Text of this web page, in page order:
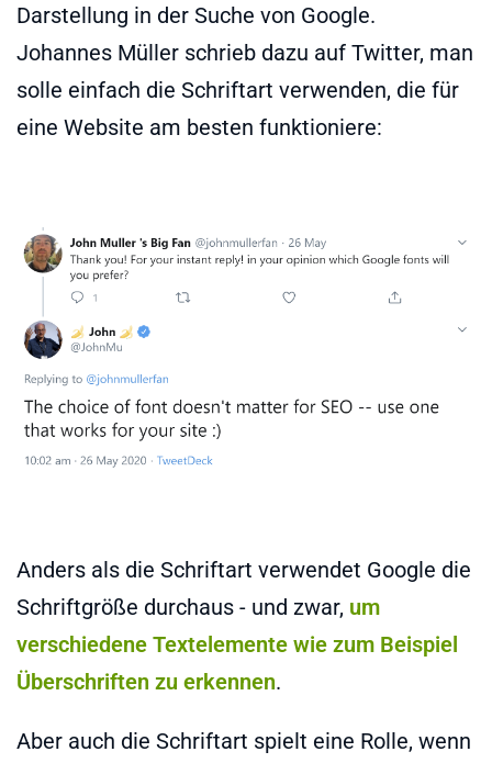
Darstellung in der Suche von Google.
Johannes Müller schrieb dazu auf Twitter, man
solle einfach die Schriftart verwenden, die für
eine Website am besten funktioniere:
Anders als die Schriftart verwendet Google die
Schriftgröße durchaus - und zwar, um
verschiedene Textelemente wie zum Beispiel
Überschriften zu erkennen.
Aber auch die Schriftart spielt eine Rolle, wenn